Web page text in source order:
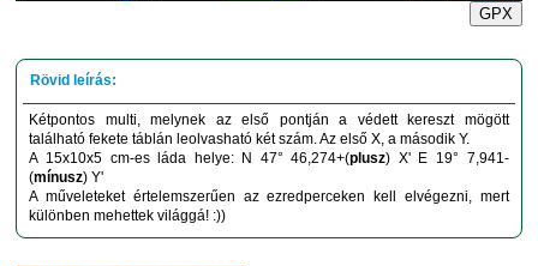
GPX
Kétpontos multi, melynek az első pontján a védett kereszt mögött
található fekete táblán leolvasható két szám. Az első X, a második Y.
A 15x10x5 cm-es láda helye: N 47° 46,274+(plusz) X' E 19° 7,941-
(mínusz) Y'
A műveleteket értelemszerűen az ezredperceken kell elvégezni, mert
különben mehettek világgá! :))